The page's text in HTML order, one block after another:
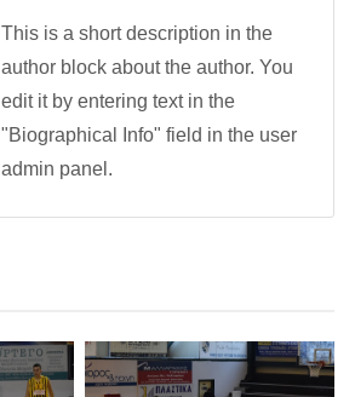
This is a short description in the
author block about the author. You
edit it by entering text in the
"Biographical Info" field in the user
admin panel.